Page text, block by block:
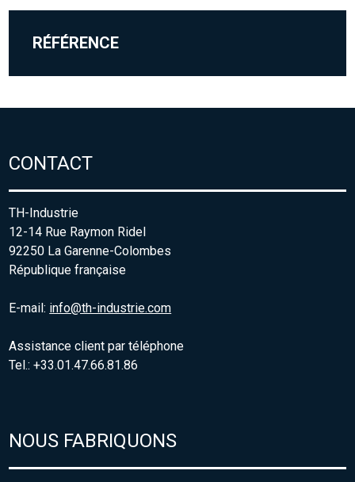
RÉFÉRENCE
CONTACT
TH-Industrie
12-14 Rue Raymon Ridel
92250 La Garenne-Colombes
République française
E-mail: info@th-industrie.com
Assistance client par téléphone
Tel.: +33.01.47.66.81.86
NOUS FABRIQUONS